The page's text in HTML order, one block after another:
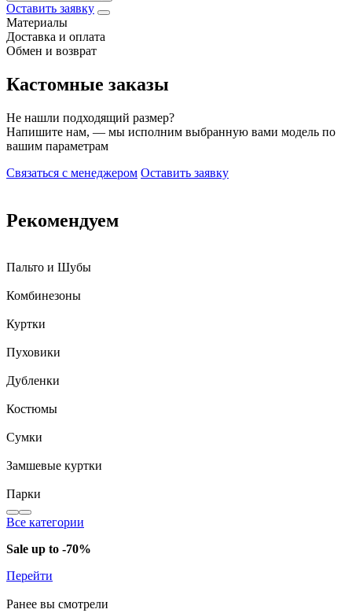
Оставить заявку
Материалы
Доставка и оплата
Обмен и возврат
Кастомные заказы
Не нашли подходящий размер?
Напишите нам, — мы исполним выбранную вами модель по
вашим параметрам
Связаться с менеджером Оставить заявку
Рекомендуем
Пальто и Шубы
Комбинезоны
Куртки
Пуховики
Дубленки
Костюмы
Сумки
Замшевые куртки
Парки
Все категории
Sale up to -70%
Перейти
Ранее вы смотрели